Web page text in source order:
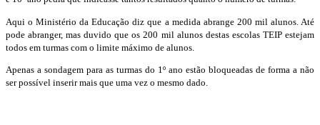
Aqui o Ministério da Educação diz que a medida abrange 200 mil alunos. Até
pode abranger, mas duvido que os 200 mil alunos destas escolas TEIP estejam
todos em turmas com o limite máximo de alunos.
Apenas a sondagem para as turmas do 1º ano estão bloqueadas de forma a não
ser possível inserir mais que uma vez o mesmo dado.